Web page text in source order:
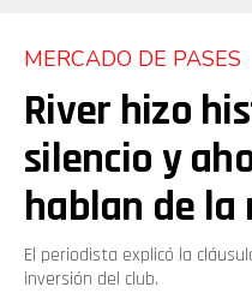
MERCADO DE PASES
River hizo
silencio y
hablan de la
El periodista explicó la
inversión del club.